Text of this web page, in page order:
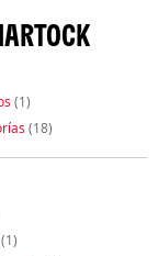
(1)
(18)
(1)